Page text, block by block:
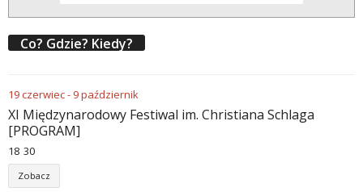
Co? Gdzie? Kiedy?
19czerwiec- 9październik
XI Międzynarodowy Festiwal im. Christiana Schlaga
[PROGRAM]
18 30
Zobacz